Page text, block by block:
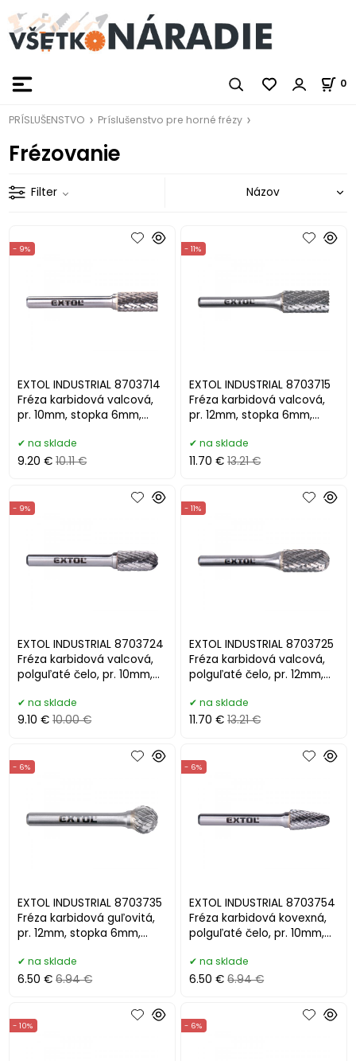
0
PRÍSLUŠENSTVO Príslušenstvo pre horné frézy
Frézovanie
Filter
EXTOL INDUSTRIAL 8703714
Fréza karbidová valcová,
pr. 10mm, stopka 6mm,
- 9%
na sklade
9.20 € 10.11 €
EXTOL INDUSTRIAL 8703715
Fréza karbidová valcová,
pr. 12mm, stopka 6mm,
- 11%
na sklade
11.70 € 13.21 €
EXTOL INDUSTRIAL 8703724
Fréza karbidová valcová,
polguľaté čelo, pr. 10mm,
- 9%
na sklade
9.10 € 10.00 €
EXTOL INDUSTRIAL 8703725
Fréza karbidová valcová,
polguľaté čelo, pr. 12mm,
- 11%
na sklade
11.70 € 13.21 €
EXTOL INDUSTRIAL 8703735
Fréza karbidová guľovitá,
pr. 12mm, stopka 6mm,
- 6%
na sklade
6.50 € 6.94 €
EXTOL INDUSTRIAL 8703754
Fréza karbidová kovexná,
polguľaté čelo, pr. 10mm,
- 6%
na sklade
6.50 € 6.94 €
- 10% - 6%